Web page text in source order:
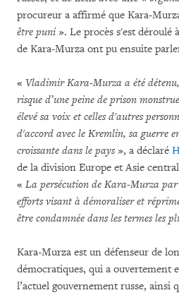
procureur a affirmé que Kara-
être puni». Le procès s'est déroulé
de Kara-Murza ont pu ensuite
« Vladimir Kara-Murza a été
risque d’une peine de prison
élevé sa voix et celles d'autres
d'accord avec le Kremlin, sa guerre
croissante dans le pays», a déclaré
de la division Europe et Asie
« La persécution de Kara-Murza
efforts visant à démoraliser et
être condamnée dans les termes les
Kara-Murza est un défenseur de
démocratiques, qui a ouvertement
l’actuel gouvernement russe, ainsi